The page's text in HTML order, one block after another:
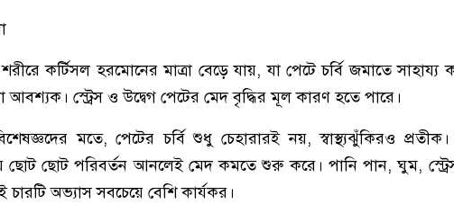
কর্টিসল হরমোনের মাত্রা বেড়ে যায়, যা পেটে চর্বি জমাতে সাহায্য
আবশ্যক। স্ট্রেস ও উদ্বেগ পেটের মেদ বৃদ্ধির মূল কারণ হতে পারে।
মতে, পেটের চর্বি শুধু চেহারারই নয়, স্বাস্থ্যঝুঁকিরও প্রতীক।
ছোট ছোট পরিবর্তন আনলেই মেদ কমতে শুরু করে। পানি পান, ঘুম,
অভ্যাস সবচেয়ে বেশি কার্যকর।